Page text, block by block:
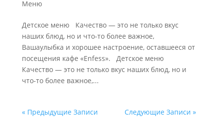
Меню
Детское меню Качество — это не только вкус
наших блюд, но и что-то более важное,
Вашаулыбка и хорошее настроение, оставшееся от
посещения кафе «Enfess». Детское меню
Качество — это не только вкус наших блюд, но и
что-то более важное,...
« Предыдущие Записи Следующие Записи »